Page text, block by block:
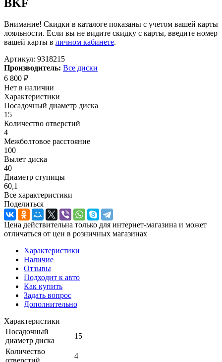
BKF
Внимание! Скидки в каталоге показаны с учетом вашей карты
лояльности. Если вы не видите скидку с карты, введите номер
вашей карты в личном кабинете.
Артикул: 9318215
Производитель: Все диски
6 800 ₽
Нет в наличии
Характеристики
Посадочный диаметр диска
15
Количество отверстий
4
Межболтовое расстояние
100
Вылет диска
40
Диаметр ступицы
60,1
Все характеристики
Поделиться
Цена действительна только для интернет-магазина и может
отличаться от цен в розничных магазинах
Характеристики
Наличие
Отзывы
Подходит к авто
Как купить
Задать вопрос
Дополнительно
Характеристики
Посадочный
диаметр диска
15
Количество
отверстий
4